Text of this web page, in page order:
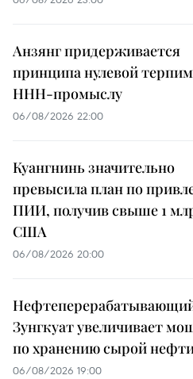
Анзянг придерживается
принципа нулевой
ННН-промыслу
06/08/2026 22:00
Куангнинь значительно
превысила план по
ПИИ, получив свыше 1
США
06/08/2026 20:00
Зунгкуат увеличивает
по хранению сырой нефти
06/08/2026 19:00